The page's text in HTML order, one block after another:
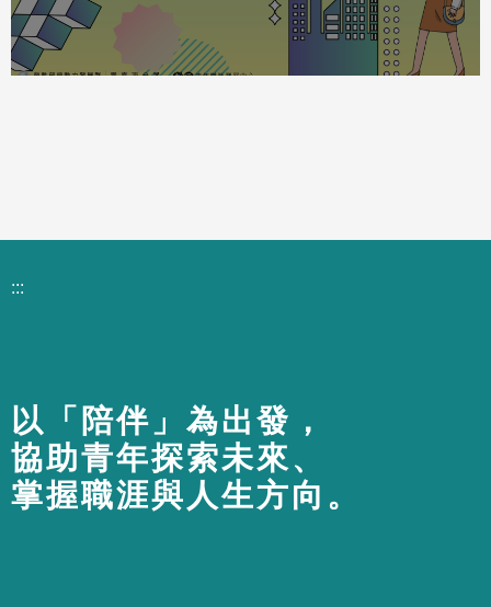
:::
以「陪伴」為出發，
協助青年探索未來、
掌握職涯與人生方向。